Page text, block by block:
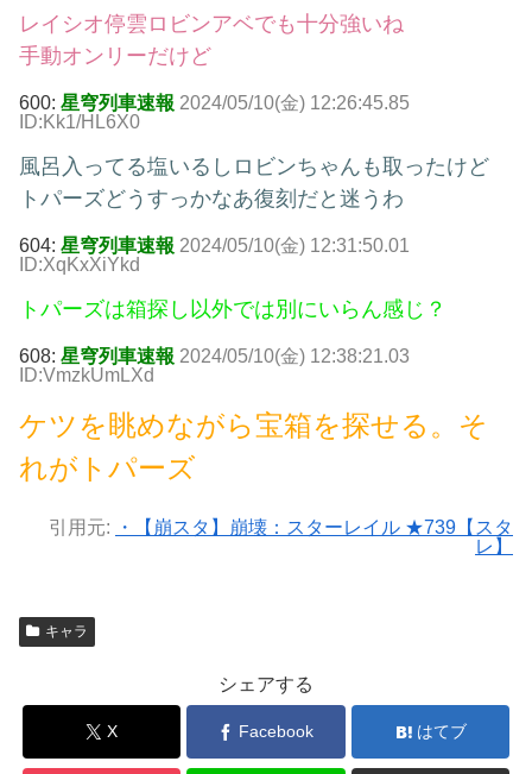
レイシオ停雲ロビンアベでも十分強いね
手動オンリーだけど
600: 星穹列車速報 2024/05/10(金) 12:26:45.85
ID:Kk1/HL6X0
風呂入ってる塩いるしロビンちゃんも取ったけど
トパーズどうすっかなあ復刻だと迷うわ
604: 星穹列車速報 2024/05/10(金) 12:31:50.01
ID:XqKxXiYkd
トパーズは箱探し以外では別にいらん感じ？
608: 星穹列車速報 2024/05/10(金) 12:38:21.03
ID:VmzkUmLXd
ケツを眺めながら宝箱を探せる。そ
れがトパーズ
引用元:
・【崩スタ】崩壊：スターレイル ★739【スタ
レ】
キャラ
シェアする
X Facebook はてブ